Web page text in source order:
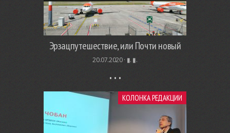
Эрзацпутешествие, или Почти новый
20.07.2020 · ▮. ▮.
КОЛОНКА РЕДАКЦИИ